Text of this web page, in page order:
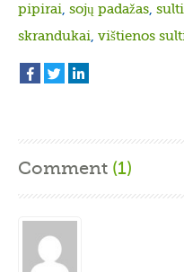
pipirai, sojų padažas,
skrandukai, vištienos
Comment (1)